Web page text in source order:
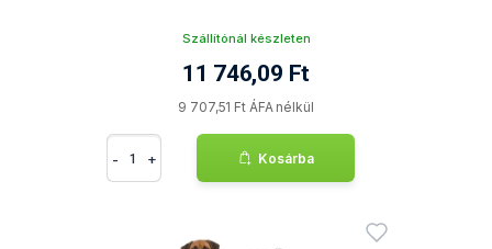
Szállítónál készleten
11 746,09 Ft
9 707,51 Ft ÁFA nélkül
- + Kosárba